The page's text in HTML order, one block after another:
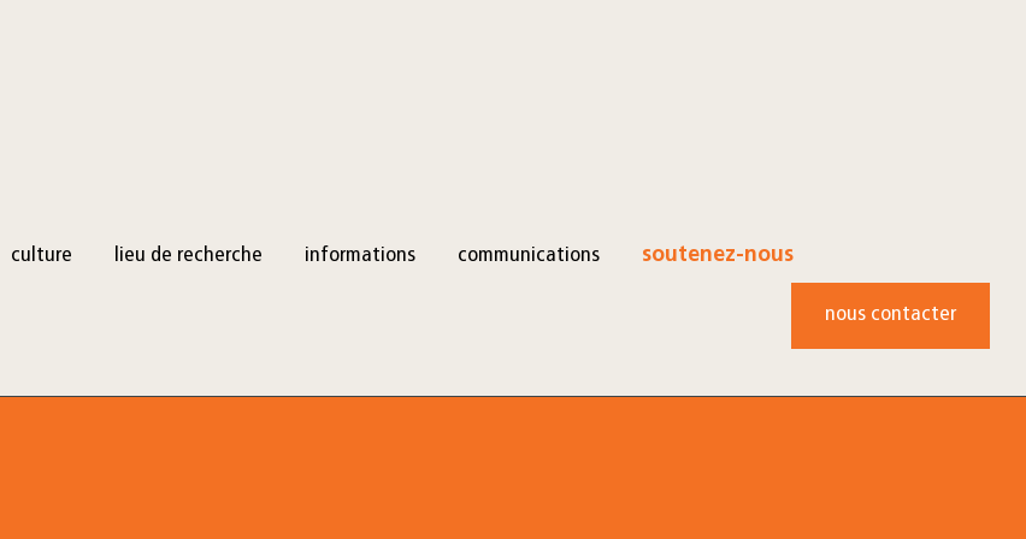
culture lieu de recherche informations communications soutenez-nous
nous contacter